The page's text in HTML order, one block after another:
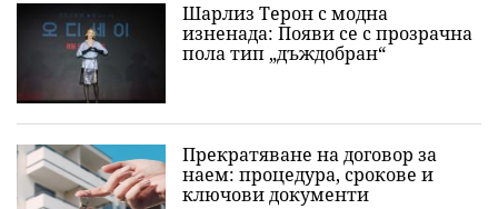
Шарлиз Терон с модна
изненада: Появи се с прозрачна
пола тип „дъждобран“
Прекратяване на договор за
наем: процедура, срокове и
ключови документи